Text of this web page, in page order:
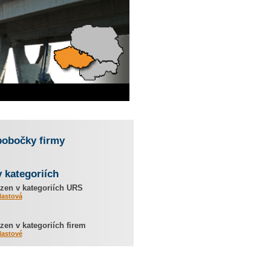
firmy
kategoriích
v kategoriích URS
v kategoriích firem